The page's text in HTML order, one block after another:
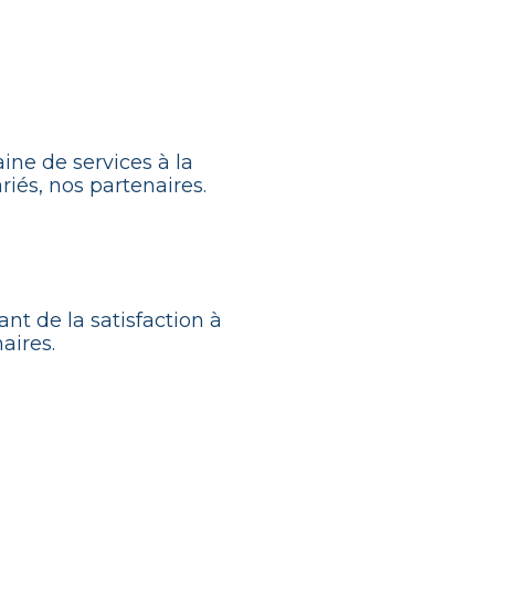
de services à la
nos partenaires.
de la satisfaction à